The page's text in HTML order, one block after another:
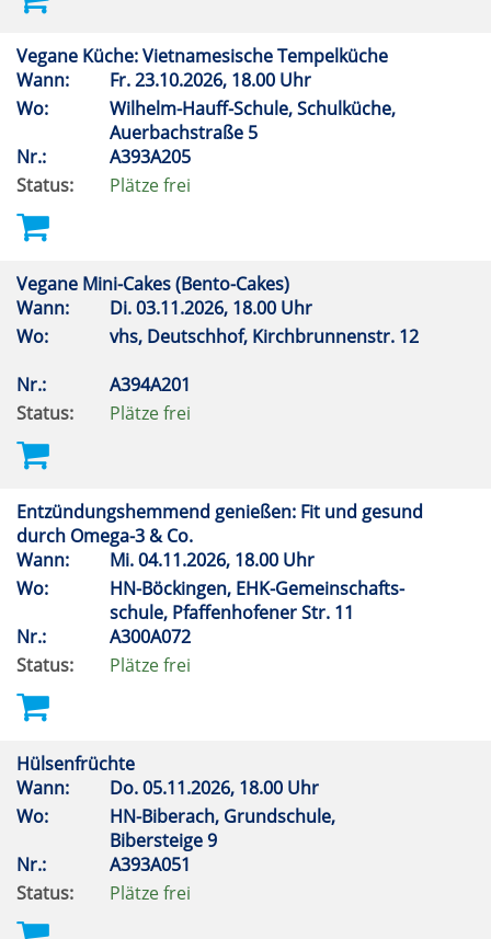
Vegane Küche: Vietnamesische Tempelküche
Wann:
Fr.23.10.2026, 18.00 Uhr
Wo:
Wilhelm-Hauff-Schule, Schulküche,
Auerbachstraße 5
Nr.:
A393A205
Status:
Plätze frei
Vegane Mini-Cakes (Bento-Cakes)
Wann:
Di.03.11.2026, 18.00 Uhr
Wo:
vhs, Deutschhof, Kirchbrunnenstr. 12
Nr.:
A394A201
Status:
Plätze frei
Entzündungshemmend genießen: Fit und gesund
durch Omega-3 & Co.
Wann:
Mi.04.11.2026, 18.00 Uhr
Wo:
HN-Böckingen, EHK-Gemeinschafts-
schule, Pfaffenhofener Str. 11
Nr.:
A300A072
Status:
Plätze frei
Hülsenfrüchte
Wann:
Do.05.11.2026, 18.00 Uhr
Wo:
HN-Biberach, Grundschule,
Bibersteige 9
Nr.:
A393A051
Status:
Plätze frei